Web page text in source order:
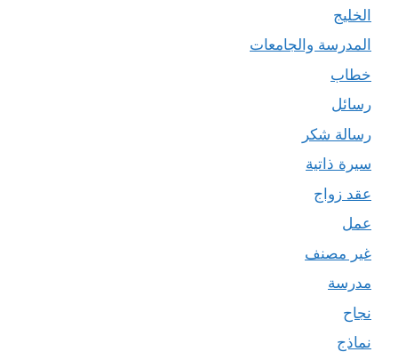
الخليج
المدرسة والجامعات
خطاب
رسائل
رسالة شكر
سيرة ذاتية
عقد زواج
عمل
غير مصنف
مدرسة
نجاح
نماذج